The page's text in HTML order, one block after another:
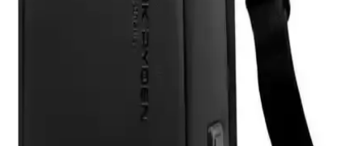
HP 255 G8 Dizüstü Bilgisayar İncelemesi: Günlük
Kullanım İçin Dengeli ve Güçlü Model
HP 255 G8, güçlü işlemci ve hızlı SSD ile günlük kullanım ve ofis
işleri için ideal, taşınabilir ve uygun fiyatlı bir dizüstü bilgisayardır.
Performans ve bağlantı seçenekleriyle öne çıkar.
Samsung Galaxy Tab S9 FE+ Plus için Nano
Kırılmaz Esnek Ekran Koruyucu İncelemesi